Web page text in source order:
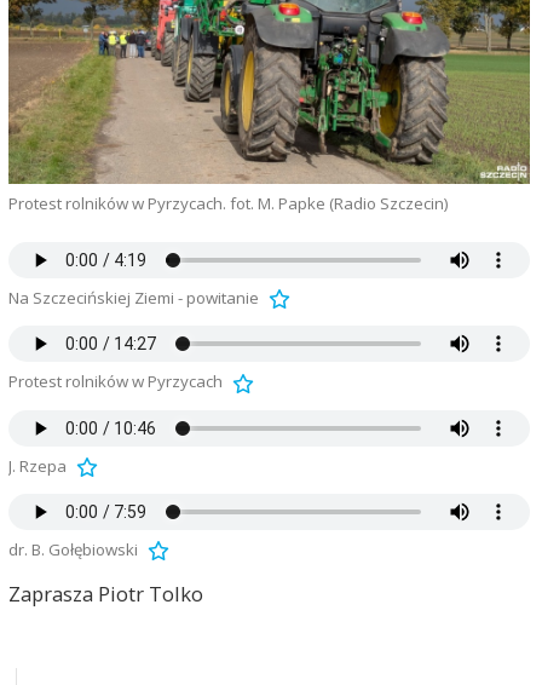
Protest rolników w Pyrzycach. fot. M. Papke (Radio Szczecin)
Na Szczecińskiej Ziemi - powitanie
Protest rolników w Pyrzycach
J. Rzepa
dr. B. Gołębiowski
Zaprasza Piotr Tolko